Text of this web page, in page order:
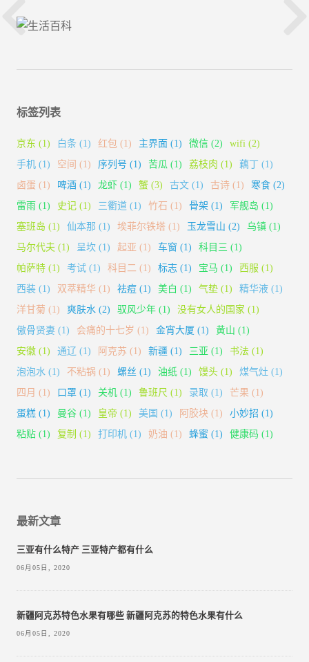
标签列表
京东 (1) 白条 (1) 红包 (1) 主界面 (1) 微信 (2) wifi (2)
手机 (1) 空间 (1) 序列号 (1) 苦瓜 (1) 荔枝肉 (1) 藕丁 (1)
卤蛋 (1) 啤酒 (1) 龙虾 (1) 蟹 (3) 古文 (1) 古诗 (1) 寒食 (2)
雷雨 (1) 史记 (1) 三衢道 (1) 竹石 (1) 骨架 (1) 军舰岛 (1)
塞班岛 (1) 仙本那 (1) 埃菲尔铁塔 (1) 玉龙雪山 (2) 乌镇 (1)
马尔代夫 (1) 呈坎 (1) 起亚 (1) 车窗 (1) 科目三 (1)
帕萨特 (1) 考试 (1) 科目二 (1) 标志 (1) 宝马 (1) 西服 (1)
西装 (1) 双萃精华 (1) 祛痘 (1) 美白 (1) 气垫 (1) 精华液 (1)
洋甘菊 (1) 爽肤水 (2) 驭风少年 (1) 没有女人的国家 (1)
傲骨贤妻 (1) 会痛的十七岁 (1) 金宵大厦 (1) 黄山 (1)
安徽 (1) 通辽 (1) 阿克苏 (1) 新疆 (1) 三亚 (1) 书法 (1)
泡泡水 (1) 不粘锅 (1) 螺丝 (1) 油纸 (1) 馒头 (1) 煤气灶 (1)
四月 (1) 口罩 (1) 关机 (1) 鲁班尺 (1) 录取 (1) 芒果 (1)
蛋糕 (1) 曼谷 (1) 皇帝 (1) 美国 (1) 阿胶块 (1) 小妙招 (1)
粘贴 (1) 复制 (1) 打印机 (1) 奶油 (1) 蜂蜜 (1) 健康码 (1)
最新文章
三亚有什么特产 三亚特产都有什么
06月05日, 2020
新疆阿克苏特色水果有哪些 新疆阿克苏的特色水果有什么
06月05日, 2020